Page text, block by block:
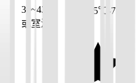
30~42°C
或室温
95℃-55℃-72℃